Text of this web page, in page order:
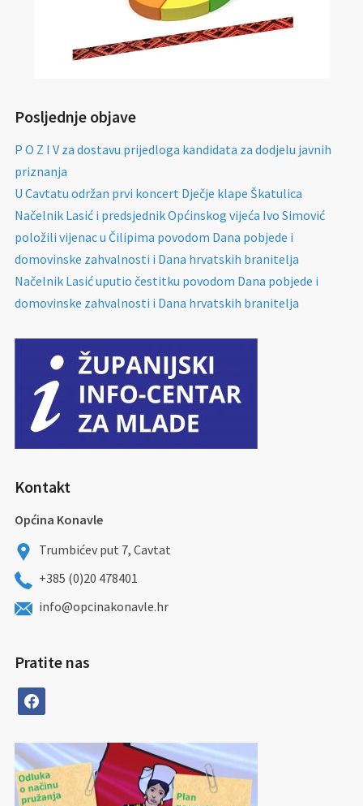
Posljednje objave
P O Z I V za dostavu prijedloga kandidata za dodjelu javnih
priznanja
U Cavtatu održan prvi koncert Dječje klape Škatulica
Načelnik Lasić i predsjednik Općinskog vijeća Ivo Simović
položili vijenac u Čilipima povodom Dana pobjede i
domovinske zahvalnosti i Dana hrvatskih branitelja
Načelnik Lasić uputio čestitku povodom Dana pobjede i
domovinske zahvalnosti i Dana hrvatskih branitelja
Kontakt
Općina Konavle
Trumbićev put 7, Cavtat
+385 (0)20 478401
info@opcinakonavle.hr
Pratite nas
facebook